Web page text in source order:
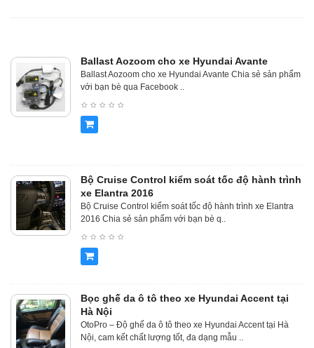
Ballast Aozoom cho xe Hyundai Avante
Ballast Aozoom cho xe Hyundai Avante Chia sẻ sản phẩm
với bạn bè qua Facebook ..
Bộ Cruise Control kiểm soát tốc độ hành trình
xe Elantra 2016
Bộ Cruise Control kiểm soát tốc độ hành trình xe Elantra
2016 Chia sẻ sản phẩm với bạn bè q..
Bọc ghế da ô tô theo xe Hyundai Accent tại
Hà Nội
OtoPro – Độ ghế da ô tô theo xe Hyundai Accent tại Hà
Nội, cam kết chất lượng tốt, đa dạng mẫu ..